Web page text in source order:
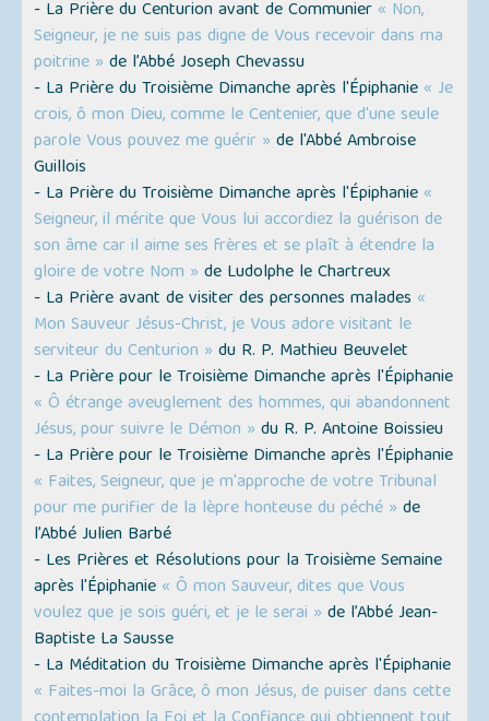
- La Prière du Centurion avant de Communier « Non,
Seigneur, je ne suis pas digne de Vous recevoir dans ma
poitrine » de l’Abbé Joseph Chevassu
- La Prière du Troisième Dimanche après l'Épiphanie « Je
crois, ô mon Dieu, comme le Centenier, que d'une seule
parole Vous pouvez me guérir » de l'Abbé Ambroise
Guillois
- La Prière du Troisième Dimanche après l'Épiphanie «
Seigneur, il mérite que Vous lui accordiez la guérison de
son âme car il aime ses frères et se plaît à étendre la
gloire de votre Nom » de Ludolphe le Chartreux
- La Prière avant de visiter des personnes malades «
Mon Sauveur Jésus-Christ, je Vous adore visitant le
serviteur du Centurion » du R. P. Mathieu Beuvelet
- La Prière pour le Troisième Dimanche après l'Épiphanie
« Ô étrange aveuglement des hommes, qui abandonnent
Jésus, pour suivre le Démon » du R. P. Antoine Boissieu
- La Prière pour le Troisième Dimanche après l'Épiphanie
« Faites, Seigneur, que je m'approche de votre Tribunal
pour me purifier de la lèpre honteuse du péché » de
l’Abbé Julien Barbé
- Les Prières et Résolutions pour la Troisième Semaine
après l'Épiphanie « Ô mon Sauveur, dites que Vous
voulez que je sois guéri, et je le serai » de l’Abbé Jean-
Baptiste La Sausse
- La Méditation du Troisième Dimanche après l'Épiphanie
« Faites-moi la Grâce, ô mon Jésus, de puiser dans cette